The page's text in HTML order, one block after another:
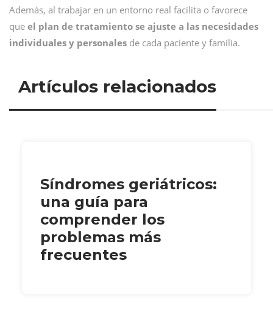
Además, al trabajar en un entorno real facilita o favorece
que el plan de tratamiento se ajuste a las necesidades
individuales y personales de cada paciente y familia.
Artículos relacionados
Síndromes geriátricos:
una guía para
comprender los
problemas más
frecuentes